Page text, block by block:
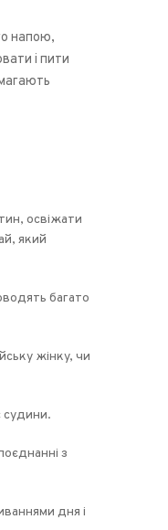
напою,
і пити
освіжати
який
багато
жінку, чи
судини.
з
дня і